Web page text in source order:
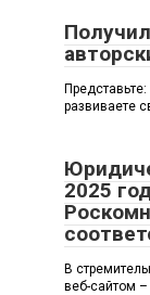
развиваете
2025
В
веб-сайтом –